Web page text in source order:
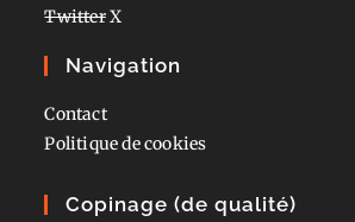
TwitterX
Navigation
Contact
Politique de cookies
Copinage (de qualité)